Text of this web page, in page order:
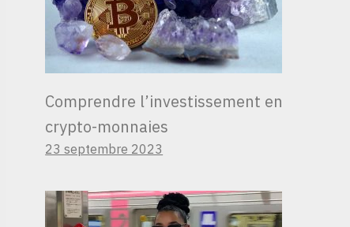
Comprendre l’investissement en
crypto-monnaies
23 septembre 2023